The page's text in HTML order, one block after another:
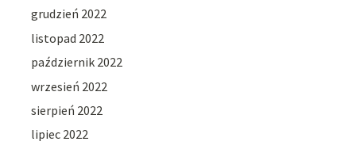
grudzień 2022
listopad 2022
październik 2022
wrzesień 2022
sierpień 2022
lipiec 2022